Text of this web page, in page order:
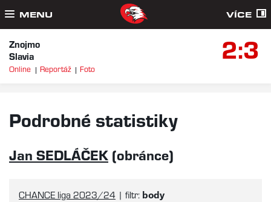
MENU VÍCE
Znojmo
Slavia
2:3
Online Reportáž Foto
Podrobné statistiky
Jan SEDLÁČEK (obránce)
CHANCE liga 2023/24 | filtr: body